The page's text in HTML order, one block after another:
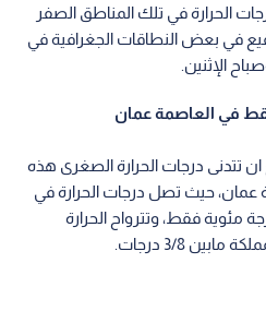
الحرارة في تلك المناطق الصفر
في بعض النطاقات الجغرافية في
الإثنين.
تتدنى درجات الحرارة الصغرى هذه
عمان، حيث تصل درجات الحرارة في
العاصمة إلى 2 درجة مئوية فقط، وتترواح الحرارة
3/8 درجات.